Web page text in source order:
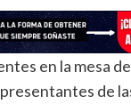
en la mesa
de